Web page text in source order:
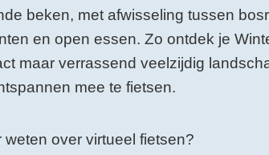
beken, met afwisseling tussen
en open essen. Zo ontdek je
maar verrassend veelzijdig
mee te fietsen.
weten over virtueel fietsen?